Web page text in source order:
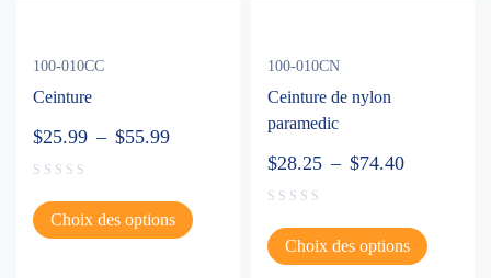
100-010CC
Ceinture
$25.99 – $55.99
Choix des options
100-010CN
Ceinture de nylon
paramedic
$28.25 – $74.40
Choix des options